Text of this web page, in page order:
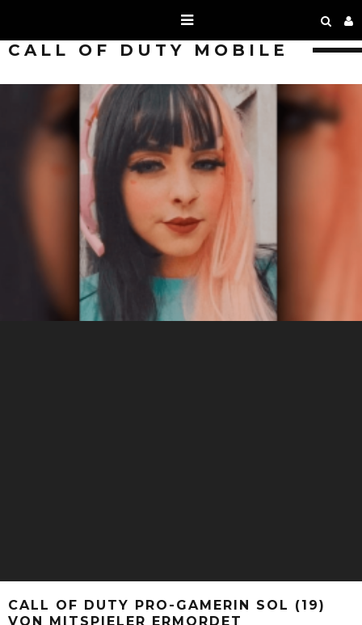
CALL OF DUTY MOBILE
CALL OF DUTY PRO-GAMERIN SOL (19)
VON MITSPIELER ERMORDET